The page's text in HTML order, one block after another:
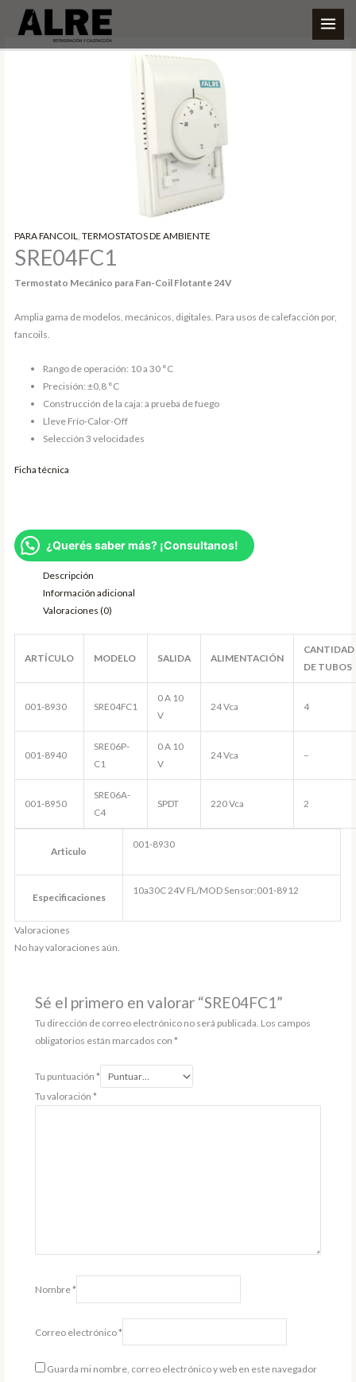
PARA FANCOIL ,TERMOSTATOS DE AMBIENTE
SRE04FC1
Termostato Mecánico para Fan-Coil Flotante 24V
Amplia gama de modelos, mecánicos, digitales. Para usos de calefacción por,
fancoils.
Rango de operación: 10 a 30 °C
Precisión: ±0,8 °C
Construcción de la caja: a prueba de fuego
Lleve Frío-Calor-Off
Selección 3 velocidades
Ficha técnica
¿Querés saber más? ¡Consultanos!
Descripción
Información adicional
Valoraciones (0)
ARTÍCULO MODELO SALIDA ALIMENTACIÓN
CANTIDAD
DE TUBOS
001-8930 SRE04FC1
0 A 10
V
24 Vca 4
001-8940
SRE06P-
C1
0 A 10
V
24 Vca –
001-8950
SRE06A-
C4
SPDT 220 Vca 2
Articulo
001-8930
Especificaciones
10a30C 24V FL/MOD Sensor:001-8912
Valoraciones
No hay valoraciones aún.
Sé el primero en valorar “SRE04FC1”
Tu dirección de correo electrónico no será publicada. Los campos
obligatorios están marcados con *
Tu puntuación *
Tu valoración *
Nombre*
Correo electrónico*
Guarda mi nombre, correo electrónico y web en este navegador